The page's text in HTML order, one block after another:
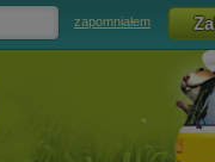
zapomniałem